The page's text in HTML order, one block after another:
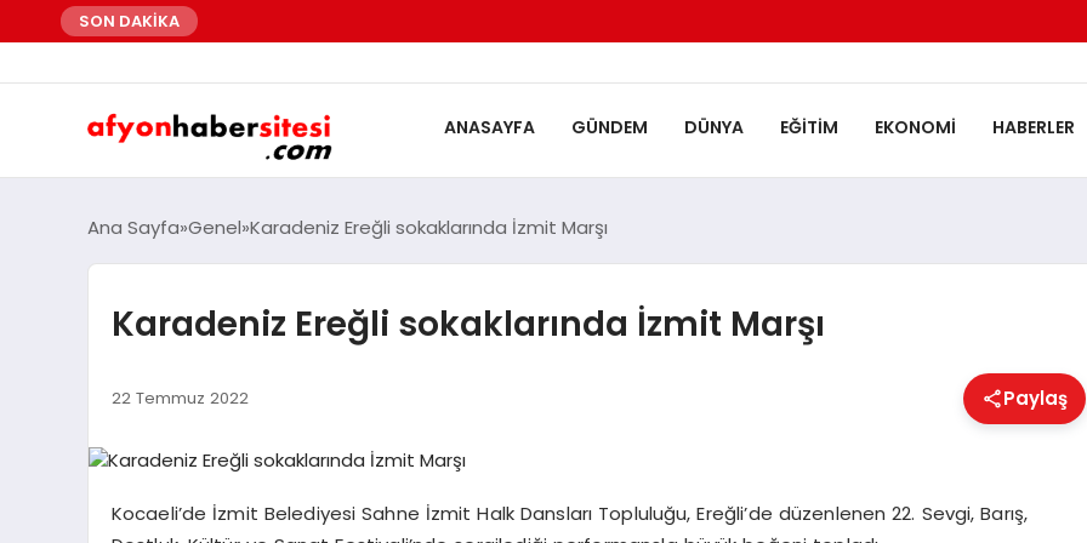
SON DAKİKA
ANASAYFA GÜNDEM DÜNYA EĞITIM EKONOMI HABERLER
Ana Sayfa Genel Karadeniz Ereğli sokaklarında İzmit Marşı
Karadeniz Ereğli sokaklarında İzmit Marşı
22 Temmuz 2022 Paylaş
Kocaeli’de İzmit Belediyesi Sahne İzmit Halk Dansları Topluluğu, Ereğli’de düzenlenen 22. Sevgi, Barış,